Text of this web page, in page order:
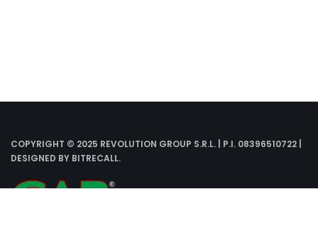
COPYRIGHT © 2025 REVOLUTION GROUP S.R.L. | P.I. 08396510722 |
DESIGNED BY BITRECALL.